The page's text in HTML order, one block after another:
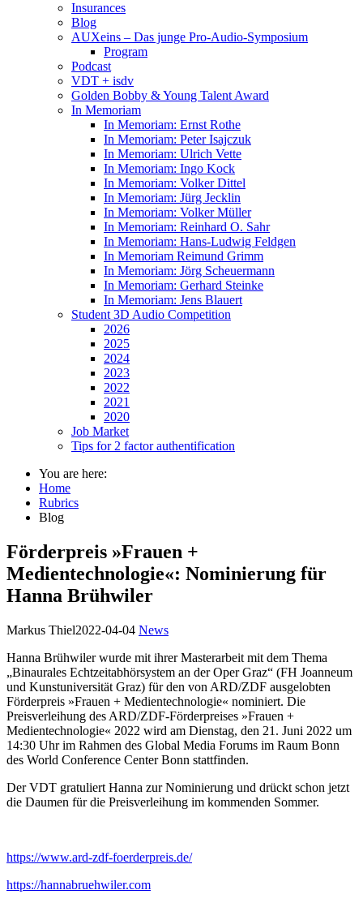
Insurances
Blog
AUXeins – Das junge Pro-Audio-Symposium
Program
Podcast
VDT + isdv
Golden Bobby & Young Talent Award
In Memoriam
In Memoriam: Ernst Rothe
In Memoriam: Peter Isajczuk
In Memoriam: Ulrich Vette
In Memoriam: Ingo Kock
In Memoriam: Volker Dittel
In Memoriam: Jürg Jecklin
In Memoriam: Volker Müller
In Memoriam: Reinhard O. Sahr
In Memoriam: Hans-Ludwig Feldgen
In Memoriam Reimund Grimm
In Memoriam: Jörg Scheuermann
In Memoriam: Gerhard Steinke
In Memoriam: Jens Blauert
Student 3D Audio Competition
2026
2025
2024
2023
2022
2021
2020
Job Market
Tips for 2 factor authentification
You are here:
Home
Rubrics
Blog
Förderpreis »Frauen +
Medientechnologie«: Nominierung für
Hanna Brühwiler
Markus Thiel2022-04-04 News
Hanna Brühwiler wurde mit ihrer Masterarbeit mit dem Thema
„Binaurales Echtzeitabhörsystem an der Oper Graz“ (FH Joanneum
und Kunstuniversität Graz) für den von ARD/ZDF ausgelobten
Förderpreis »Frauen + Medientechnologie« nominiert. Die
Preisverleihung des ARD/ZDF-Förderpreises »Frauen +
Medientechnologie« 2022 wird am Dienstag, den 21. Juni 2022 um
14:30 Uhr im Rahmen des Global Media Forums im Raum Bonn
des World Conference Center Bonn stattfinden.
Der VDT gratuliert Hanna zur Nominierung und drückt schon jetzt
die Daumen für die Preisverleihung im kommenden Sommer.
https://www.ard-zdf-foerderpreis.de/
https://hannabruehwiler.com